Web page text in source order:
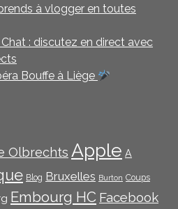
à vlogger en toutes
: discutez en direct avec
Bouffe à Liège
Olbrechts Apple A
Blog Bruxelles Burton Coups
Embourg HC Facebook